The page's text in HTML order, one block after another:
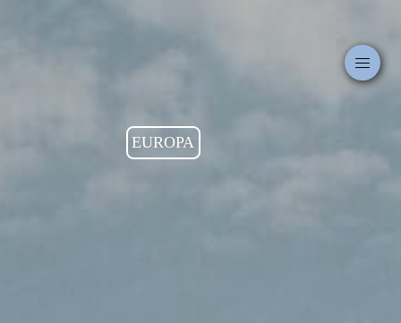
EUROPA